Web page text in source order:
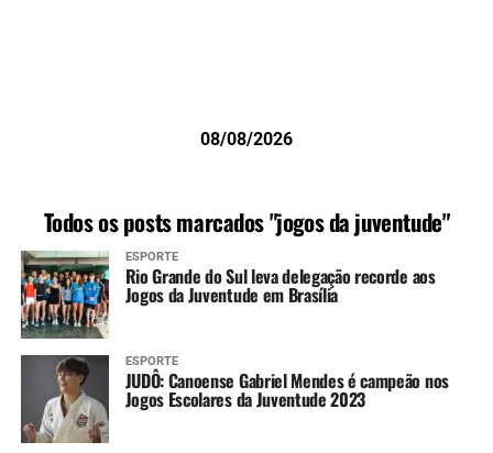
08/08/2026
Todos os posts marcados "jogos da juventude"
ESPORTE
Rio Grande do Sul leva delegação recorde aos
Jogos da Juventude em Brasília
ESPORTE
JUDÔ: Canoense Gabriel Mendes é campeão nos
Jogos Escolares da Juventude 2023